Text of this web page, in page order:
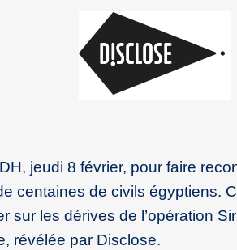
jeudi 8 février, pour faire
centaines de civils égyptiens.
sur les dérives de l’opération
révélée par Disclose.